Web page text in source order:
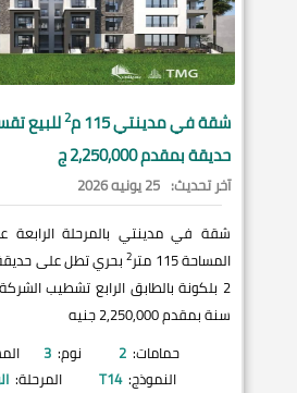
شقة فيمدينتي115 م 2للبيع
حديقة بمقدم 2,250,000 ج
آخر تحديث: 25 يونيه 2026
شقة في مدينتي بالمرحلة الرابعة
المساحة 115 متر
2
سنة بمقدم 2,250,000 جنيه
حمامات: 2 نوم: 3
النموذج: T14 المرحلة: